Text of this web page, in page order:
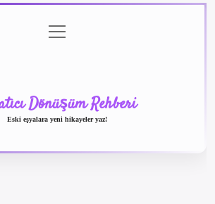
menüyü
aç
Dönüşüm Rehberi
Eski eşyalara yeni hikayeler yaz!